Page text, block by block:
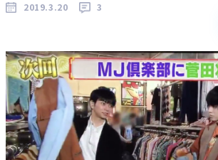
2019.3.20 3